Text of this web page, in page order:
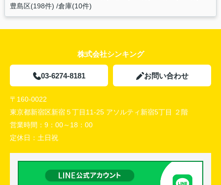
豊島区(198件) 倉庫(10件)
株式会社シンキング
03-6274-8181 お問い合わせ
〒160-0022
東京都新宿区新宿５丁目11-25 アソルティ新宿5丁目 ２階
営業時間： 9：00～18：00
定休日： 土日祝